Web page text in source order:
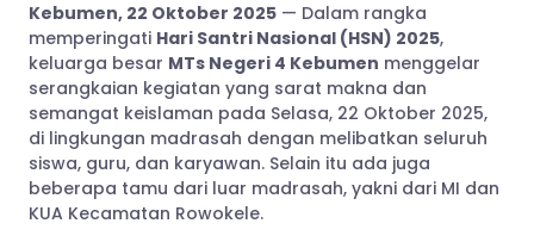
Kebumen, 22 Oktober 2025 — Dalam rangka
memperingati Hari Santri Nasional (HSN) 2025,
keluarga besar MTs Negeri 4 Kebumen menggelar
serangkaian kegiatan yang sarat makna dan
semangat keislaman pada Selasa, 22 Oktober 2025,
di lingkungan madrasah dengan melibatkan seluruh
siswa, guru, dan karyawan. Selain itu ada juga
beberapa tamu dari luar madrasah, yakni dari MI dan
KUA Kecamatan Rowokele.